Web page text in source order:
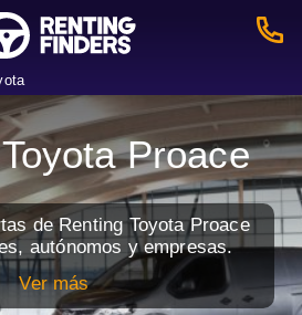
Proace
de Renting Toyota Proace
autónomos y empresas.
Ver más